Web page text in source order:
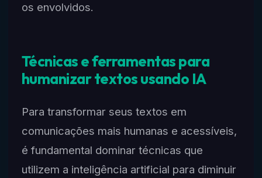
os envolvidos.
Técnicas e ferramentas para
humanizar textos usando IA
Para transformar seus textos em
comunicações mais humanas e acessíveis,
é fundamental dominar técnicas que
utilizem a inteligência artificial para diminuir